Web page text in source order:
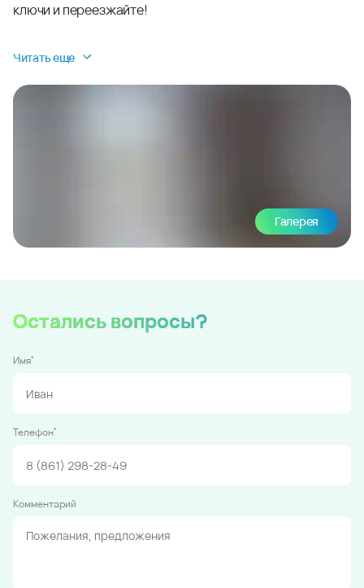
ключи и переезжайте!
Читать еще
Галерея
Остались вопросы?
Имя*
Телефон*
Комментарий